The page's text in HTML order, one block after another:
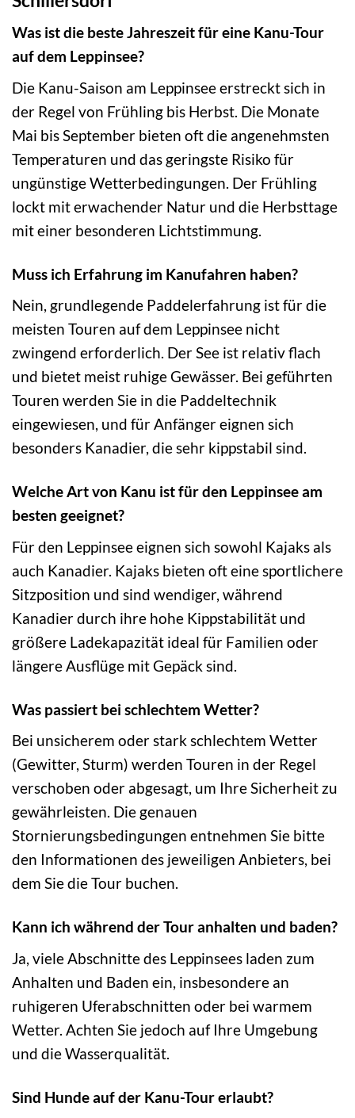
Was ist die beste Jahreszeit für eine Kanu-Tour
auf dem Leppinsee?
Die Kanu-Saison am Leppinsee erstreckt sich in
der Regel von Frühling bis Herbst. Die Monate
Mai bis September bieten oft die angenehmsten
Temperaturen und das geringste Risiko für
ungünstige Wetterbedingungen. Der Frühling
lockt mit erwachender Natur und die Herbsttage
mit einer besonderen Lichtstimmung.
Muss ich Erfahrung im Kanufahren haben?
Nein, grundlegende Paddelerfahrung ist für die
meisten Touren auf dem Leppinsee nicht
zwingend erforderlich. Der See ist relativ flach
und bietet meist ruhige Gewässer. Bei geführten
Touren werden Sie in die Paddeltechnik
eingewiesen, und für Anfänger eignen sich
besonders Kanadier, die sehr kippstabil sind.
Welche Art von Kanu ist für den Leppinsee am
besten geeignet?
Für den Leppinsee eignen sich sowohl Kajaks als
auch Kanadier. Kajaks bieten oft eine sportlichere
Sitzposition und sind wendiger, während
Kanadier durch ihre hohe Kippstabilität und
größere Ladekapazität ideal für Familien oder
längere Ausflüge mit Gepäck sind.
Was passiert bei schlechtem Wetter?
Bei unsicherem oder stark schlechtem Wetter
(Gewitter, Sturm) werden Touren in der Regel
verschoben oder abgesagt, um Ihre Sicherheit zu
gewährleisten. Die genauen
Stornierungsbedingungen entnehmen Sie bitte
den Informationen des jeweiligen Anbieters, bei
dem Sie die Tour buchen.
Kann ich während der Tour anhalten und baden?
Ja, viele Abschnitte des Leppinsees laden zum
Anhalten und Baden ein, insbesondere an
ruhigeren Uferabschnitten oder bei warmem
Wetter. Achten Sie jedoch auf Ihre Umgebung
und die Wasserqualität.
Sind Hunde auf der Kanu-Tour erlaubt?